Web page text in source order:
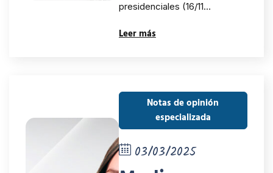
presidenciales (16/11…
Leer más
Notas de opinión
especializada
03/03/2025